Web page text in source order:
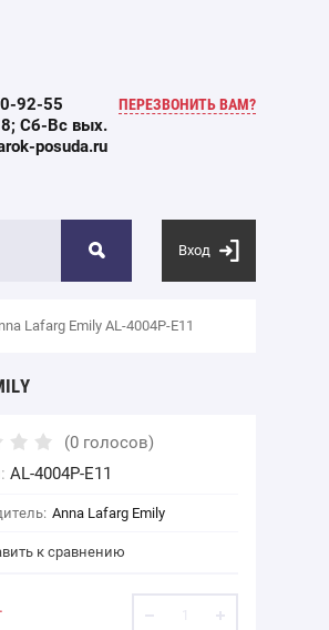
92-55
Сб-Вс вых.
posuda.ru
ПЕРЕЗВОНИТЬ ВАМ?
Вход
Lafarg Emily AL-4004P-E11
(0 голосов)
AL-4004P-E11
Anna Lafarg Emily
к сравнению